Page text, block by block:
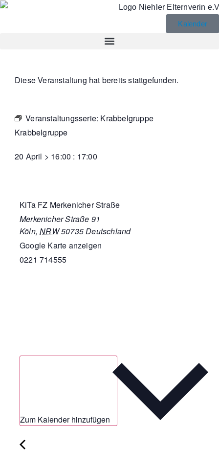
Kalender
Diese Veranstaltung hat bereits stattgefunden.
Veranstaltungsserie: Krabbelgruppe
Krabbelgruppe
20 April > 16:00 : 17:00
KiTa FZ Merkenicher Straße
Merkenicher Straße 91
Köln, NRW50735 Deutschland
Google Karte anzeigen
0221 714555
Zum Kalender hinzufügen